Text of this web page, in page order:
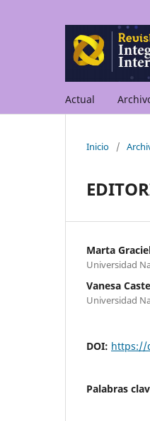
Actual
Inicio /
Marta
Universidad
Vanesa
Universidad
DOI: https://
Palabras